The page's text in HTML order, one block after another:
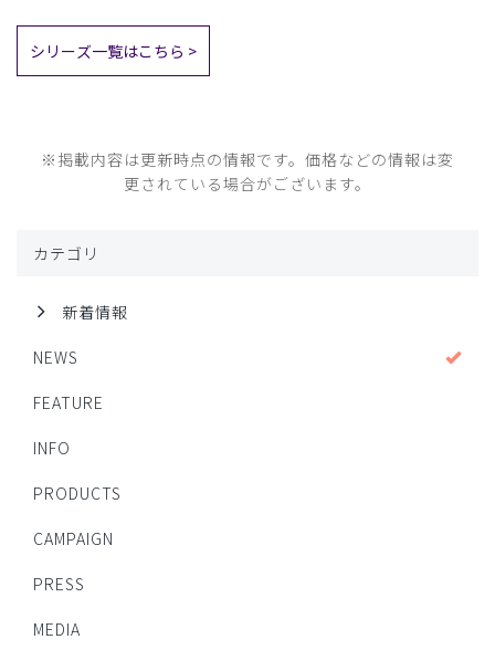
シリーズ一覧はこちら >
※掲載内容は更新時点の情報です。価格などの情報は変
更されている場合がございます。
カテゴリ
新着情報
NEWS
FEATURE
INFO
PRODUCTS
CAMPAIGN
PRESS
MEDIA